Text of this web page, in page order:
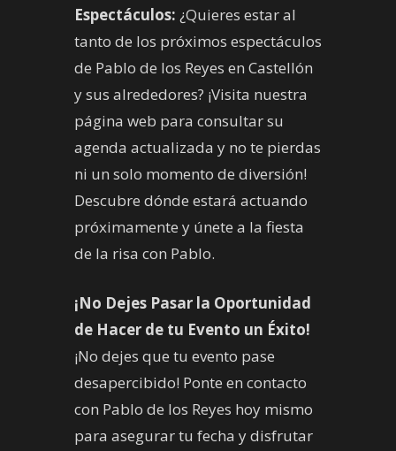
Espectáculos: ¿Quieres estar al
tanto de los próximos espectáculos
de Pablo de los Reyes en Castellón
y sus alrededores? ¡Visita nuestra
página web para consultar su
agenda actualizada y no te pierdas
ni un solo momento de diversión!
Descubre dónde estará actuando
próximamente y únete a la fiesta
de la risa con Pablo.
¡No Dejes Pasar la Oportunidad
de Hacer de tu Evento un Éxito!
¡No dejes que tu evento pase
desapercibido! Ponte en contacto
con Pablo de los Reyes hoy mismo
para asegurar tu fecha y disfrutar